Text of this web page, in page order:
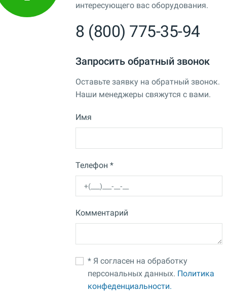
интересующего вас оборудования.
8 (800) 775-35-94
Запросить обратный звонок
Оставьте заявку на обратный звонок.
Наши менеджеры свяжутся с вами.
Имя
Телефон *
Комментарий
* Я согласен на обработку
персональных данных. Политика
конфеденциальности.